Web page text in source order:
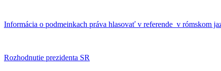
Informácia o podmeinkach práva hlasovať v referende v rómskom
Rozhodnutie prezidenta SR